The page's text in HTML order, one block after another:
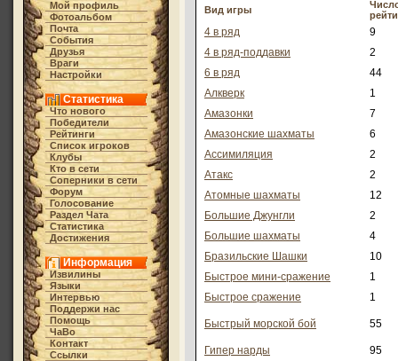
Мой профиль
Фотоальбом
Почта
События
Друзья
Враги
Настройки
Статистика
Что нового
Победители
Рейтинги
Список игроков
Клубы
Кто в cети
Соперники в сети
Форум
Голосование
Раздел Чата
Статистика
Достижения
Информация
Извилины
Языки
Интервью
Поддержи нас
Помощь
ЧаВо
Контакт
Ссылки
Вид игры
4 в ряд
9
4 в ряд-поддавки
2
6 в ряд
44
Алкверк
1
Амазонки
7
Амазонские шахматы
6
Ассимиляция
2
Атакс
2
Атомные шахматы
12
Большие Джунгли
2
Большие шахматы
4
Бразильские Шашки
10
Быстрое мини-сражение
1
Быстрое сражение
1
Быстрый морской бой 55
Гипер нарды
95